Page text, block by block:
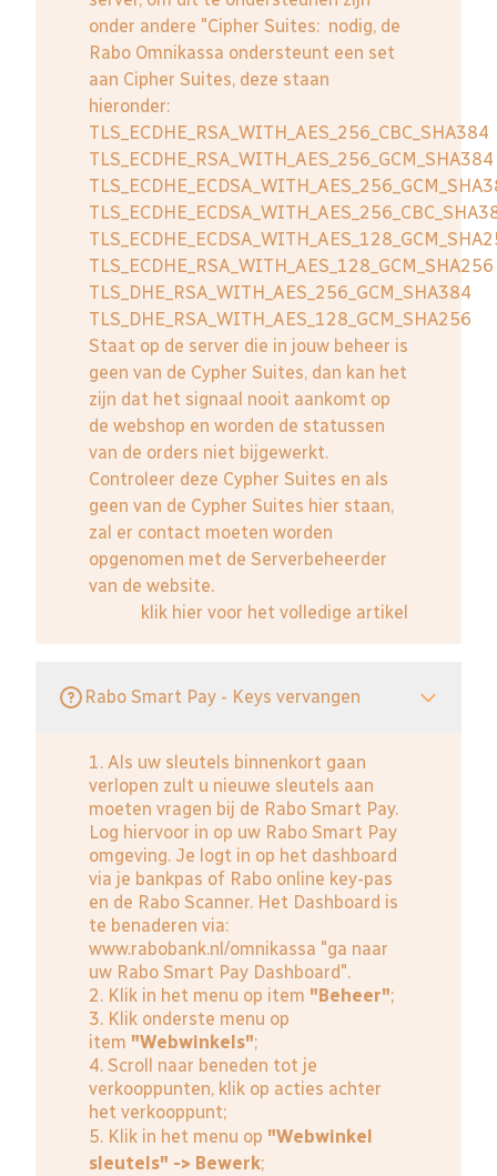
onder andere "Cipher Suites: nodig, de
Rabo Omnikassa ondersteunt een set
aan Cipher Suites, deze staan
hieronder:
TLS_ECDHE_RSA_WITH_AES_256_CBC_SHA384
TLS_ECDHE_RSA_WITH_AES_256_GCM_SHA384
TLS_ECDHE_RSA_WITH_AES_128_GCM_SHA256
TLS_DHE_RSA_WITH_AES_256_GCM_SHA384
TLS_DHE_RSA_WITH_AES_128_GCM_SHA256
Staat op de server die in jouw beheer is
geen van de Cypher Suites, dan kan het
zijn dat het signaal nooit aankomt op
de webshop en worden de statussen
van de orders niet bijgewerkt.
Controleer deze Cypher Suites en als
geen van de Cypher Suites hier staan,
zal er contact moeten worden
opgenomen met de Serverbeheerder
van de website.
klik hier voor het volledige artikel
Rabo Smart Pay - Keys vervangen
1. Als uw sleutels binnenkort gaan
verlopen zult u nieuwe sleutels aan
moeten vragen bij de Rabo Smart Pay.
Log hiervoor in op uw Rabo Smart Pay
omgeving. Je logt in op het dashboard
via je bankpas of Rabo online key-pas
en de Rabo Scanner. Het Dashboard is
te benaderen via:
www.rabobank.nl/omnikassa "ga naar
uw Rabo Smart Pay Dashboard".
2. Klik in het menu op item "Beheer";
3. Klik onderste menu op
item "Webwinkels";
4. Scroll naar beneden tot je
verkooppunten, klik op acties achter
het verkooppunt;
5. Klik in het menu op "Webwinkel
sleutels" -> Bewerk;